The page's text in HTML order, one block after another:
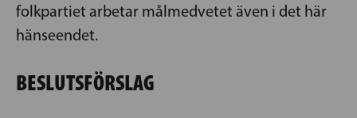
folkpartiet arbetar målmedvetet även i det här
hänseendet.
BESLUTSFÖRSLAG